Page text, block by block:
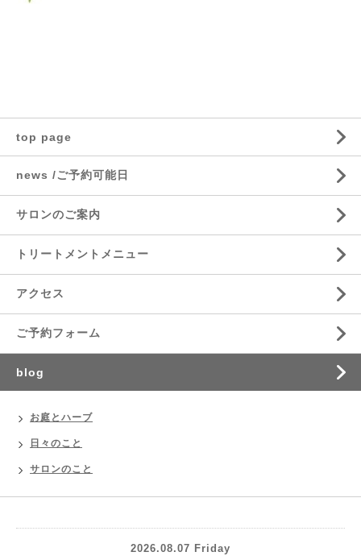
top page
news /ご予約可能日
サロンのご案内
トリートメントメニュー
アクセス
ご予約フォーム
blog
お庭とハーブ
日々のこと
サロンのこと
2026.08.07 Friday